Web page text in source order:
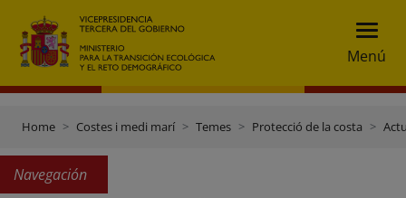
Menú
Home Costes i medi marí Temes Protecció de la costa
Navegación